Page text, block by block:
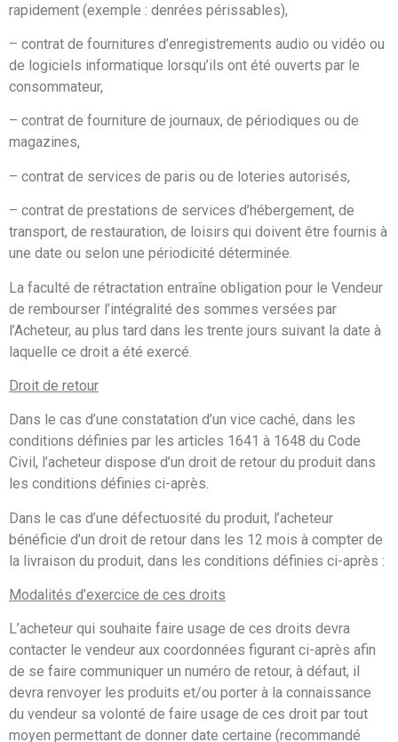
rapidement (exemple : denrées périssables),
– contrat de fournitures d’enregistrements audio ou vidéo ou
de logiciels informatique lorsqu’ils ont été ouverts par le
consommateur,
– contrat de fourniture de journaux, de périodiques ou de
magazines,
– contrat de services de paris ou de loteries autorisés,
– contrat de prestations de services d’hébergement, de
transport, de restauration, de loisirs qui doivent être fournis à
une date ou selon une périodicité déterminée.
La faculté de rétractation entraîne obligation pour le Vendeur
de rembourser l’intégralité des sommes versées par
l’Acheteur, au plus tard dans les trente jours suivant la date à
laquelle ce droit a été exercé.
Droit de retour
Dans le cas d’une constatation d’un vice caché, dans les
conditions définies par les articles 1641 à 1648 du Code
Civil, l’acheteur dispose d’un droit de retour du produit dans
les conditions définies ci-après.
Dans le cas d’une défectuosité du produit, l’acheteur
bénéficie d’un droit de retour dans les 12 mois à compter de
la livraison du produit, dans les conditions définies ci-après :
Modalités d’exercice de ces droits
L’acheteur qui souhaite faire usage de ces droits devra
contacter le vendeur aux coordonnées figurant ci-après afin
de se faire communiquer un numéro de retour, à défaut, il
devra renvoyer les produits et/ou porter à la connaissance
du vendeur sa volonté de faire usage de ces droit par tout
moyen permettant de donner date certaine (recommandé